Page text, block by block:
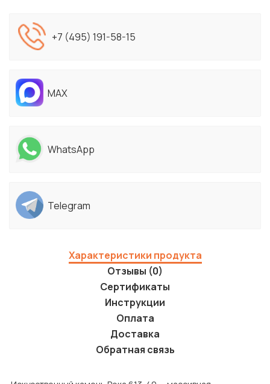
+7 (495) 191-58-15
MAX
WhatsApp
Telegram
Характеристики продукта
Отзывы (0)
Сертификаты
Инструкции
Оплата
Доставка
Обратная связь